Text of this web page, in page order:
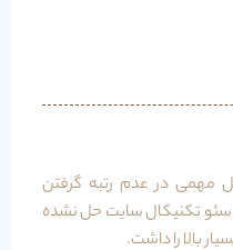
مهمی در عدم رتبه گرفتن
سئو تکنیکال سایت حل نشده
بالا را داشت.